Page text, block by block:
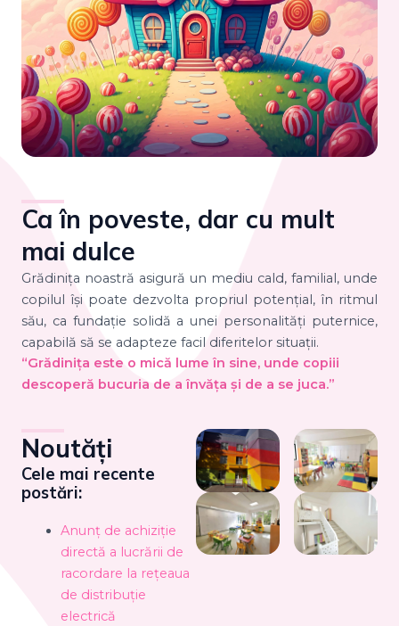
Ca în poveste, dar cu mult
mai dulce
Grădiniţa noastră asigură un mediu cald, familial, unde
copilul își poate dezvolta propriul potențial, în ritmul
său, ca fundație solidă a unei personalități puternice,
capabilă să se adapteze facil diferitelor situații.
“Grădinița este o mică lume în sine, unde copiii
descoperă bucuria de a învăța și de a se juca.”
Noutăți
Cele mai recente
postări:
Anunț de achiziție
directă a lucrării de
racordare la rețeaua
de distribuție
electrică